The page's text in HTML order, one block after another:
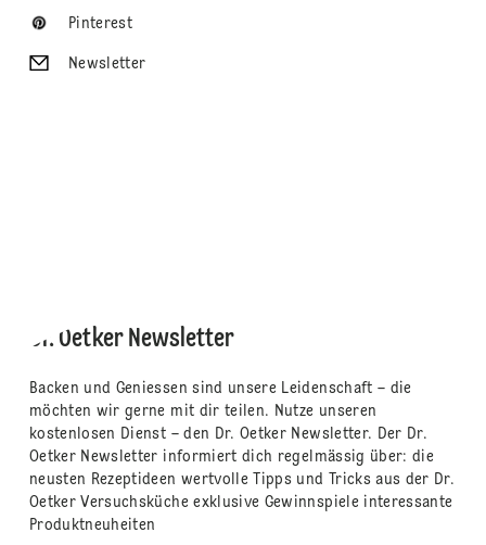
Pinterest
Newsletter
Dr. Oetker Newsletter
Backen und Geniessen sind unsere Leidenschaft – die
möchten wir gerne mit dir teilen. Nutze unseren
kostenlosen Dienst – den Dr. Oetker Newsletter. Der Dr.
Oetker Newsletter informiert dich regelmässig über: die
neusten Rezeptideen wertvolle Tipps und Tricks aus der Dr.
Oetker Versuchsküche exklusive Gewinnspiele interessante
Produktneuheiten